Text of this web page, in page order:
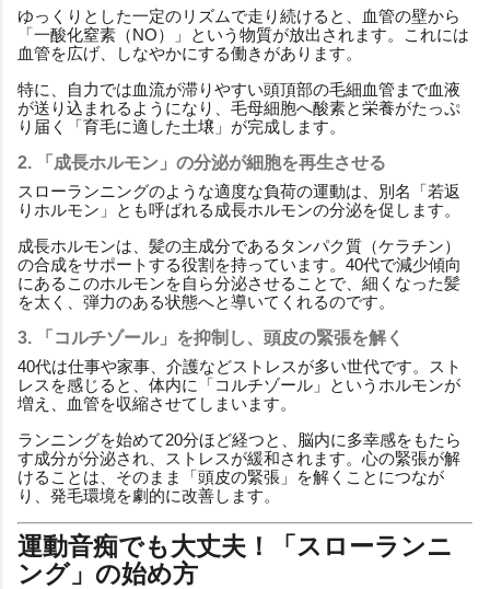
ゆっくりとした一定のリズムで走り続けると、血管の壁から
「一酸化窒素（NO）」という物質が放出されます。これには
血管を広げ、しなやかにする働きがあります。
特に、自力では血流が滞りやすい頭頂部の毛細血管まで血液
が送り込まれるようになり、毛母細胞へ酸素と栄養がたっぷ
り届く「育毛に適した土壌」が完成します。
2. 「成長ホルモン」の分泌が細胞を再生させる
スローランニングのような適度な負荷の運動は、別名「若返
りホルモン」とも呼ばれる成長ホルモンの分泌を促します。
成長ホルモンは、髪の主成分であるタンパク質（ケラチン）
の合成をサポートする役割を持っています。40代で減少傾向
にあるこのホルモンを自ら分泌させることで、細くなった髪
を太く、弾力のある状態へと導いてくれるのです。
3. 「コルチゾール」を抑制し、頭皮の緊張を解く
40代は仕事や家事、介護などストレスが多い世代です。スト
レスを感じると、体内に「コルチゾール」というホルモンが
増え、血管を収縮させてしまいます。
ランニングを始めて20分ほど経つと、脳内に多幸感をもたら
す成分が分泌され、ストレスが緩和されます。心の緊張が解
けることは、そのまま「頭皮の緊張」を解くことにつなが
り、発毛環境を劇的に改善します。
運動音痴でも大丈夫！「スローランニ
ング」の始め方